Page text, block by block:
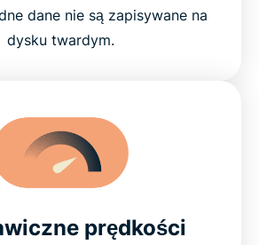
dane nie są zapisywane na
dysku twardym.
prędkości